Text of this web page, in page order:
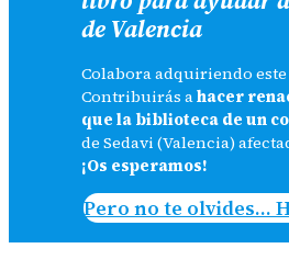
de Valencia
Colabora adquiriendo
Contribuirás ahacer
que la biblioteca de un
de Sedavi (Valencia)
¡Os esperamos!
Pero no te olvides…